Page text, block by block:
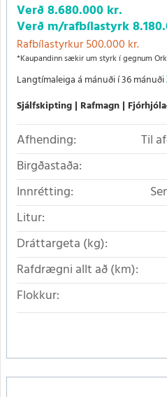
Verð8.680.000 kr.
Verð m/rafbílastyrk
Rafbílastyrkur 500.000 kr.
*Kaupandinn sækir um styrk í gegnum
Langtímaleiga á mánuði í 36 mánuði
Sjálfskipting Rafmagn
Afhending:
Til
Birgðastaða:
Innrétting:
Litur:
Dráttargeta (kg):
Rafdrægni allt að (km):
Flokkur: